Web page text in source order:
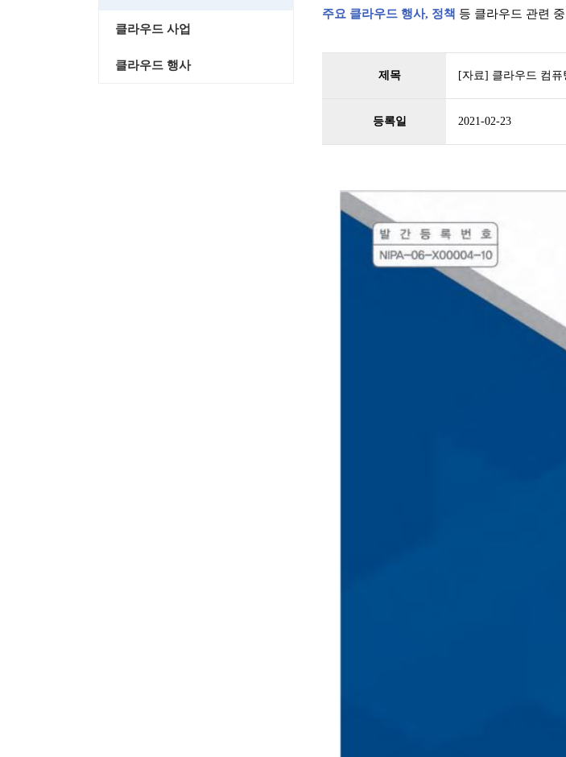
주요 클라우드 행사, 정책 등 클라우드 관련
제목 [자료] 클라우드 컴퓨
등록일 2021-02-23
클라우드 사업
클라우드 행사